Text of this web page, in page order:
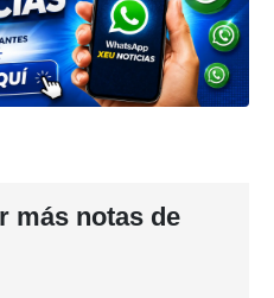
más notas de